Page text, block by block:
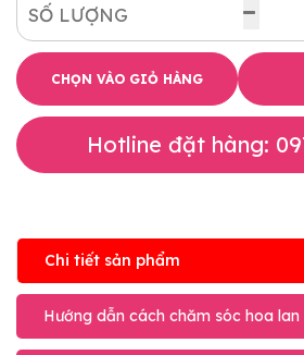
SỐ LƯỢNG
CHỌN VÀO GIỎ HÀNG
Hotline đặt hàng:
Chi tiết sản phẩm
Hướng dẫn cách chăm sóc hoa lan